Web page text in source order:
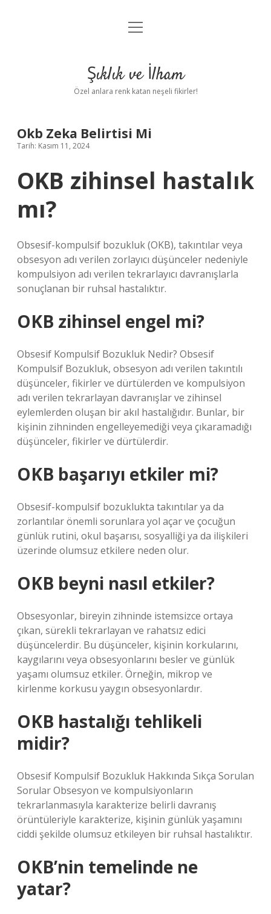
Anasayfa
Yasal Uyarı
menüyü
Şıklık ve İlham
Özel anlara renk katan neşeli fikirler!
Okb Zeka Belirtisi Mi
Tarih: Kasım 11, 2024
OKB zihinsel hastalık
mı?
Obsesif-kompulsif bozukluk (OKB), takıntılar veya
obsesyon adı verilen zorlayıcı düşünceler nedeniyle
kompulsiyon adı verilen tekrarlayıcı davranışlarla
sonuçlanan bir ruhsal hastalıktır.
OKB zihinsel engel mi?
Obsesif Kompulsif Bozukluk Nedir? Obsesif
Kompulsif Bozukluk, obsesyon adı verilen takıntılı
düşünceler, fikirler ve dürtülerden ve kompulsiyon
adı verilen tekrarlayan davranışlar ve zihinsel
eylemlerden oluşan bir akıl hastalığıdır. Bunlar, bir
kişinin zihninden engelleyemediği veya çıkaramadığı
düşünceler, fikirler ve dürtülerdir.
OKB başarıyı etkiler mi?
Obsesif-kompulsif bozuklukta takıntılar ya da
zorlantılar önemli sorunlara yol açar ve çocuğun
günlük rutini, okul başarısı, sosyalliği ya da ilişkileri
üzerinde olumsuz etkilere neden olur.
OKB beyni nasıl etkiler?
Obsesyonlar, bireyin zihninde istemsizce ortaya
çıkan, sürekli tekrarlayan ve rahatsız edici
düşüncelerdir. Bu düşünceler, kişinin korkularını,
kaygılarını veya obsesyonlarını besler ve günlük
yaşamı olumsuz etkiler. Örneğin, mikrop ve
kirlenme korkusu yaygın obsesyonlardır.
OKB hastalığı tehlikeli
midir?
Obsesif Kompulsif Bozukluk Hakkında Sıkça Sorulan
Sorular Obsesyon ve kompulsiyonların
tekrarlanmasıyla karakterize belirli davranış
örüntüleriyle karakterize, kişinin günlük yaşamını
ciddi şekilde olumsuz etkileyen bir ruhsal hastalıktır.
OKB’nin temelinde ne
yatar?